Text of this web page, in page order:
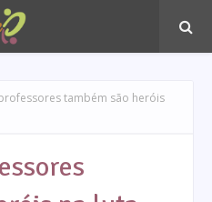
também são heróis